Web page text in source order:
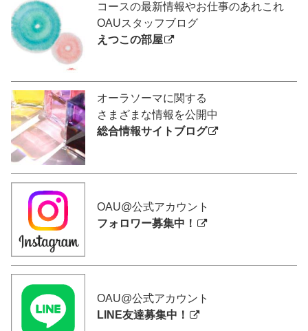
コースの最新情報やお仕事のあれこれ
OAUスタッフブログ
えつこの部屋
オーラソーマに関する
さまざまな情報を公開中
総合情報サイトブログ
OAU@公式アカウント
フォロワー募集中！
OAU@公式アカウント
LINE友達募集中！